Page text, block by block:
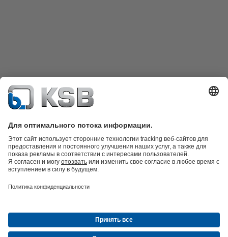
Техника очистки сточных водГидротехника
техникаИнженерное обеспечение зданийЭнергетика